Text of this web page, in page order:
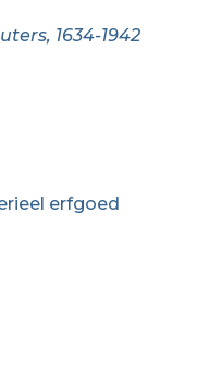
1634-1942
erfgoed